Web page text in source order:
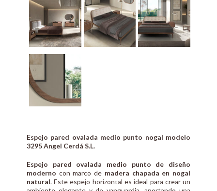
Espejo pared ovalada medio punto nogal modelo
3295 Angel Cerdá S.L.
Espejo pared ovalada medio punto de diseño
moderno con marco de madera chapada en nogal
natural. Este espejo horizontal es ideal para crear un